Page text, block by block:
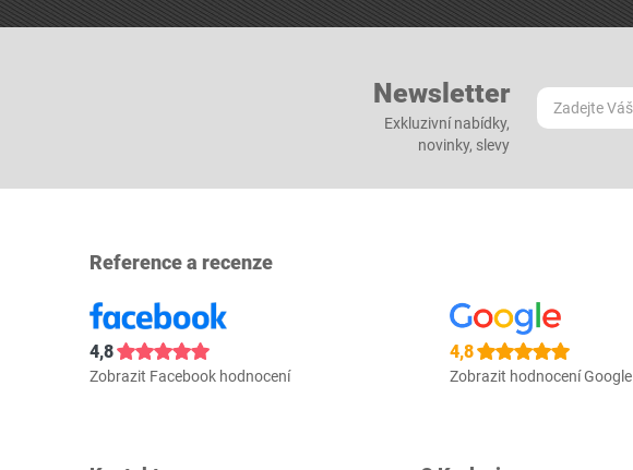
Newsletter
Exkluzivní nabídky,
novinky, slevy
Reference a recenze
4,8
Zobrazit Facebook hodnocení
4,8
Zobrazit hodnocení Google